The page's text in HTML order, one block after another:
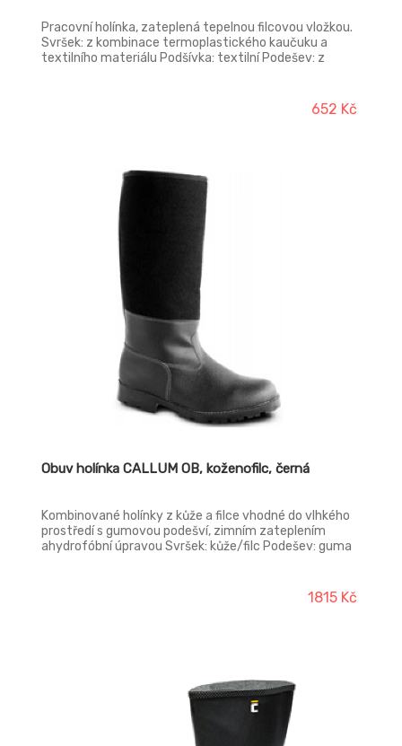
Pracovní holínka, zateplená tepelnou filcovou vložkou.
Svršek: z kombinace termoplastického kaučuku a
textilního materiálu Podšívka: textilní Podešev: z
652 Kč
Obuv holínka CALLUM OB, koženofilc, černá
Kombinované holínky z kůže a filce vhodné do vlhkého
prostředí s gumovou podešví, zimním zateplením
ahydrofóbní úpravou Svršek: kůže/filc Podešev: guma
1815 Kč